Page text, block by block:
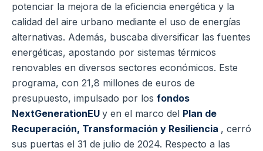
potenciar la mejora de la eficiencia energética y la
calidad del aire urbano mediante el uso de energías
alternativas. Además, buscaba diversificar las fuentes
energéticas, apostando por sistemas térmicos
renovables en diversos sectores económicos. Este
programa, con 21,8 millones de euros de
presupuesto, impulsado por los fondos
NextGenerationEU y en el marco del Plan de
Recuperación, Transformación y Resiliencia , cerró
sus puertas el 31 de julio de 2024. Respecto a las